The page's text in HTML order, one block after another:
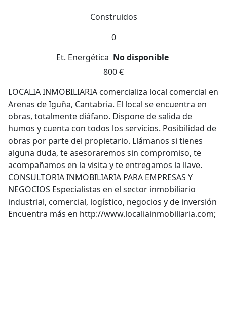
Construidos
0
Et. Energética No disponible
800 €
LOCALIA INMOBILIARIA comercializa local comercial en
Arenas de Iguña, Cantabria. El local se encuentra en
obras, totalmente diáfano. Dispone de salida de
humos y cuenta con todos los servicios. Posibilidad de
obras por parte del propietario. Llámanos si tienes
alguna duda, te asesoraremos sin compromiso, te
acompañamos en la visita y te entregamos la llave.
CONSULTORIA INMOBILIARIA PARA EMPRESAS Y
NEGOCIOS Especialistas en el sector inmobiliario
industrial, comercial, logístico, negocios y de inversión
Encuentra más en http://www.localiainmobiliaria.com;